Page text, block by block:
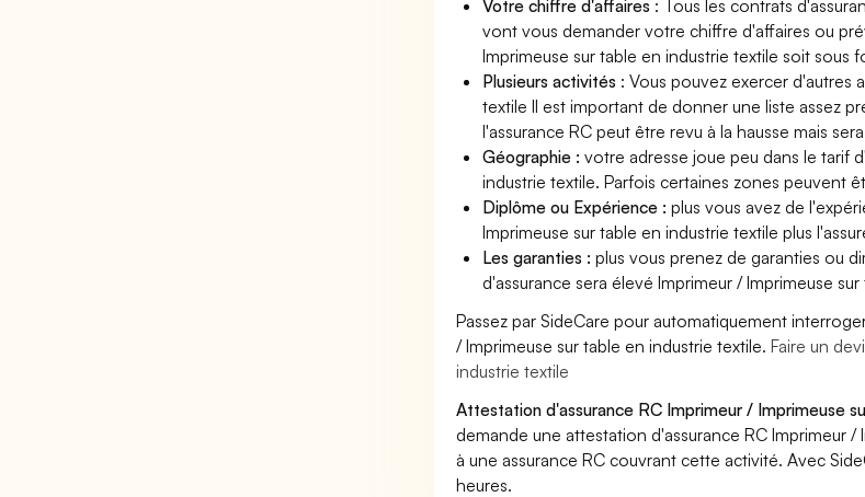
Votre chiffre d'affaires : Tous les contrats
vont vous demander votre chiffre d'affaires ou
Imprimeuse sur table en industrie textile soit
Plusieurs activités : Vous pouvez exercer d'autres
textile Il est important de donner une liste assez
l'assurance RC peut être revu à la hausse mais
Géographie :votre adresse joue peu dans le tarif
industrie textile. Parfois certaines zones peuvent
Diplôme ou Expérience :plus vous avez de
Imprimeuse sur table en industrie textile plus
Les garanties :plus vous prenez de garanties ou
d'assurance sera élevé Imprimeur / Imprimeuse
Passez par SideCare pour automatiquement
/ Imprimeuse sur table en industrie textile.Faire un
industrie textile
Attestation d'assurance RC Imprimeur / Imprimeuse
demande une attestation d'assurance RC Imprimeur
à une assurance RC couvrant cette activité. Avec
heures.